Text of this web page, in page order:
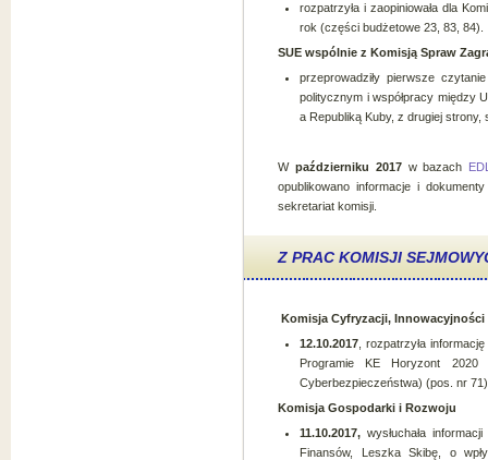
rozpatrzyła i zaopiniowała dla
rok (części budżetowe 23, 83, 84)
SUE wspólnie z Komisją Spraw
przeprowadziły pierwsze
politycznym i współpracy między
a Republiką Kuby, z drugiej
W październiku 2017w bazach
opublikowano informacje i
sekretariat komisji.
Z PRAC KOMISJI
Komisja Cyfryzacji,
12.10.2017 , rozpatrzyła
Programie KE Horyzont 2020
Cyberbezpieczeństwa) (pos. nr
Komisja Gospodarki i Rozwoju
11.10.2017, wysłuchała
Finansów, Leszka Skibę, o